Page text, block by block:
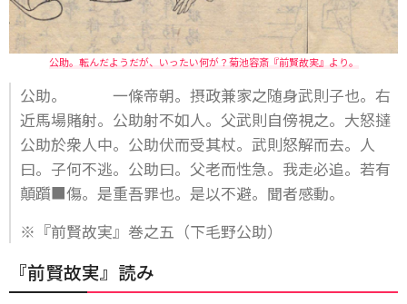
公助。転んだようだが、いったい何が？菊池容斎『前賢故実』より。
公助。 一條帝朝。摂政兼家之随身武則子也。右
近馬場賭射。公助射不如人。父武則自傍視之。大怒撻
公助於衆人中。公助伏而受其杖。武則怒解而去。人
曰。子何不逃。公助曰。父老而性急。我走必追。若有
顛躓■傷。是重吾罪也。是以不避。聞者感動。
※『前賢故実』巻之五（下毛野公助）
『前賢故実』読み